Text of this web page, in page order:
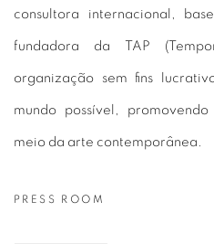
consultora internacional,
fundadora da TAP
organização sem fins
mundo possível,
meio da arte contemporânea.
PRESS ROOM